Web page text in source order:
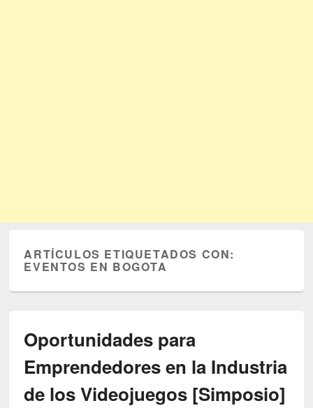
ARTÍCULOS ETIQUETADOS CON:
EVENTOS EN BOGOTA
Oportunidades para
Emprendedores en la Industria
de los Videojuegos [Simposio]